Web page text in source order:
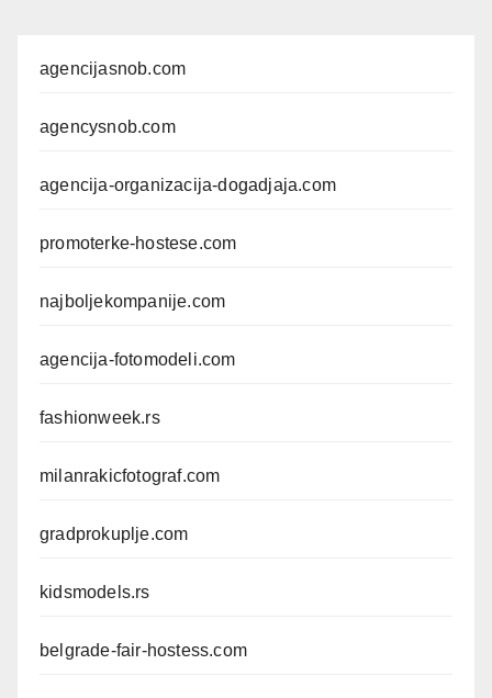
agencijasnob.com
agencysnob.com
agencija-organizacija-dogadjaja.com
promoterke-hostese.com
najboljekompanije.com
agencija-fotomodeli.com
fashionweek.rs
milanrakicfotograf.com
gradprokuplje.com
kidsmodels.rs
belgrade-fair-hostess.com